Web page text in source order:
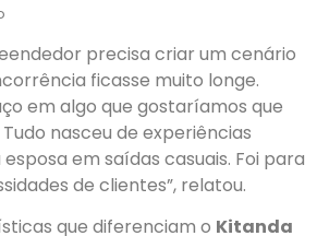
precisa criar um cenário
ficasse muito longe.
em algo que gostaríamos que
nasceu de experiências
em saídas casuais. Foi para
de clientes”, relatou.
que diferenciam o Kitanda